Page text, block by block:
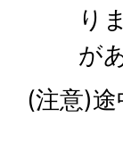
り
が
(注意)